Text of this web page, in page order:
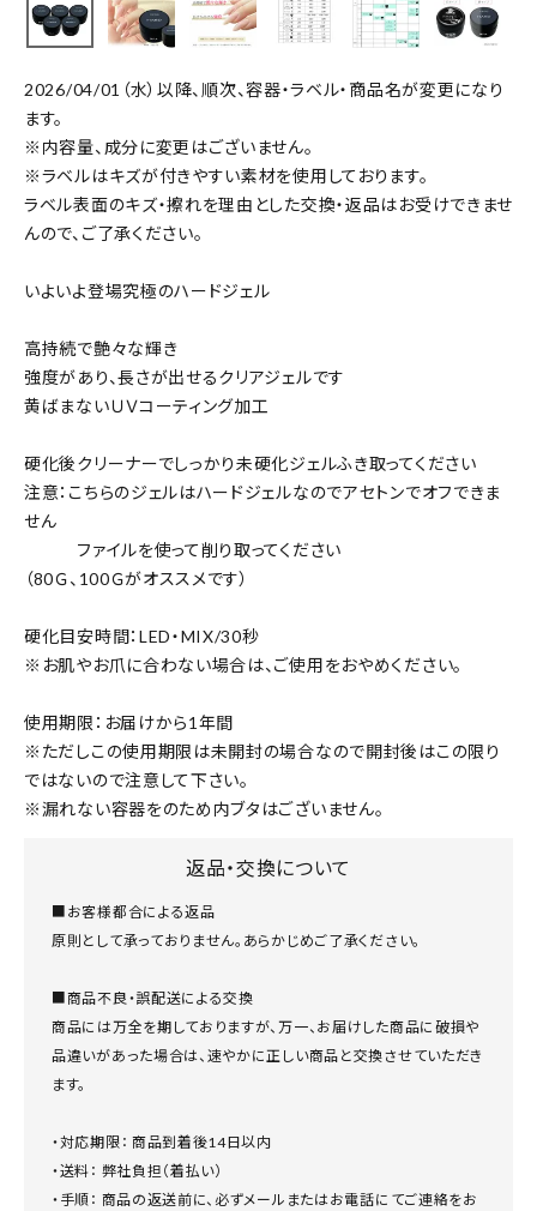
2026/04/01（水）以降、順次、容器・ラベル・商品名が変更になり
ます。
※内容量、成分に変更はございません。
※ラベルはキズが付きやすい素材を使用しております。
ラベル表面のキズ・擦れを理由とした交換・返品はお受けできませ
んので、ご了承ください。
いよいよ登場究極のハードジェル
高持続で艶々な輝き
強度があり、長さが出せるクリアジェルです
黄ばまないＵＶコーティング加工
硬化後クリーナーでしっかり未硬化ジェルふき取ってください
注意：こちらのジェルはハードジェルなのでアセトンでオフできま
せん
ファイルを使って削り取ってください
（80Ｇ、100Ｇがオススメです）
硬化目安時間：LED・MIX/30秒
※お肌やお爪に合わない場合は、ご使用をおやめください。
使用期限：お届けから1年間
※ただしこの使用期限は未開封の場合なので開封後はこの限り
ではないので注意して下さい。
※漏れない容器をのため内ブタはございません。
返品・交換について
■お客様都合による返品
原則として承っておりません。あらかじめご了承ください。
■商品不良・誤配送による交換
商品には万全を期しておりますが、万一、お届けした商品に破損や
品違いがあった場合は、速やかに正しい商品と交換させていただき
ます。
・対応期限： 商品到着後14日以内
・送料： 弊社負担（着払い）
・手順： 商品の返送前に、必ずメールまたはお電話にてご連絡をお